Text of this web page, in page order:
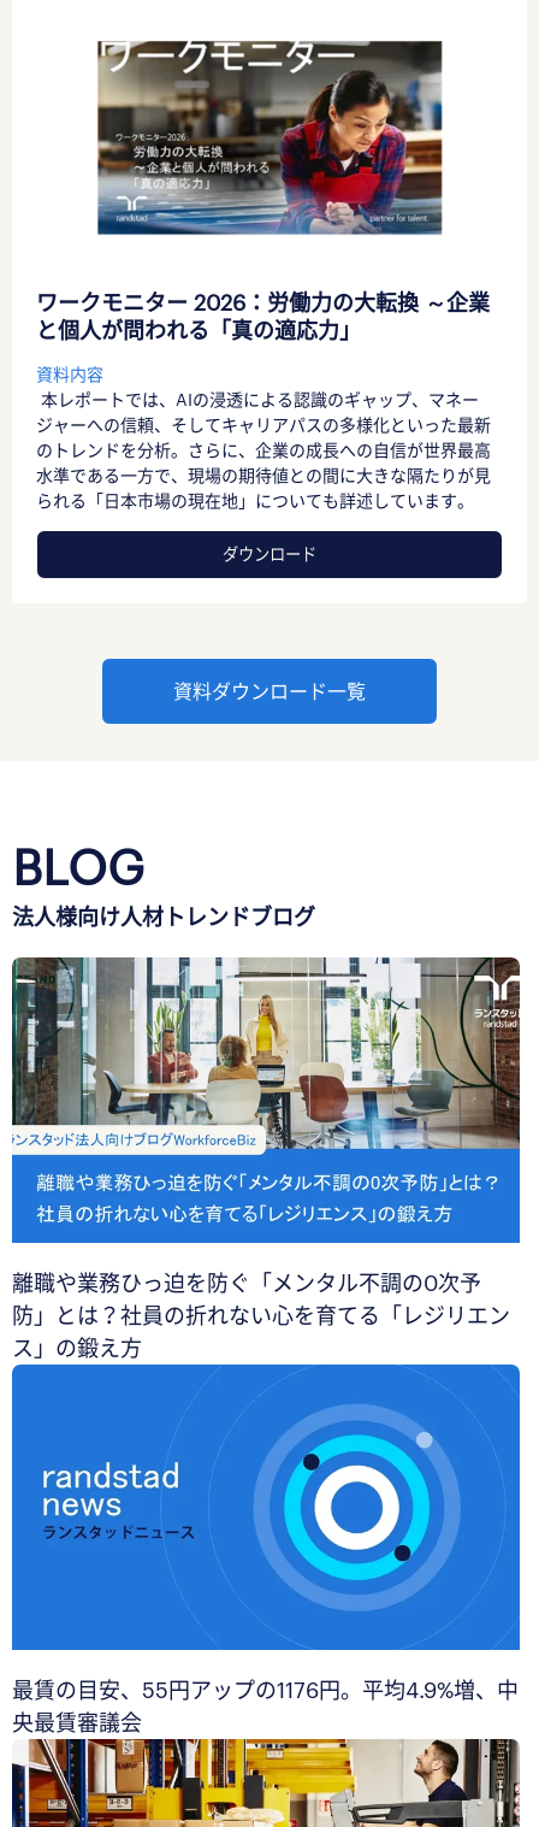
ワークモニター 2026：労働力の大転換 ～企業
と個人が問われる「真の適応力」
資料内容
本レポートでは、AIの浸透による認識のギャップ、マネー
ジャーへの信頼、そしてキャリアパスの多様化といった最新
のトレンドを分析。さらに、企業の成長への自信が世界最高
水準である一方で、現場の期待値との間に大きな隔たりが見
られる「日本市場の現在地」についても詳述しています。
ダウンロード
資料ダウンロード一覧
BLOG
法人様向け人材トレンドブログ
離職や業務ひっ迫を防ぐ「メンタル不調の0次予
防」とは？社員の折れない心を育てる「レジリエン
ス」の鍛え方
最賃の目安、55円アップの1176円。平均4.9%増、中
央最賃審議会